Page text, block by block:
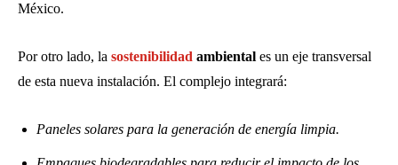
México.
Por otro lado, la sostenibilidad ambiental es un eje transversal
de esta nueva instalación. El complejo integrará:
Paneles solares para la generación de energía limpia.